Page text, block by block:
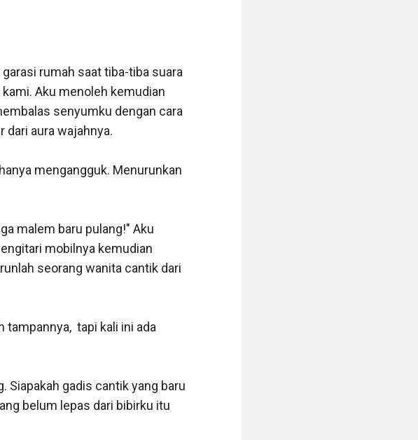
rumah saat tiba-tiba suara
Aku menoleh kemudian
senyumku dengan cara
dari aura wajahnya.
mengangguk. Menurunkan
malem baru pulang!" Aku
mobilnya kemudian
seorang wanita cantik dari
tapi kali ini ada
Siapakah gadis cantik yang baru
belum lepas dari bibirku itu